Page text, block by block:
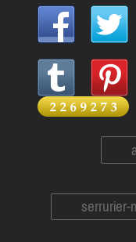
serrurier-